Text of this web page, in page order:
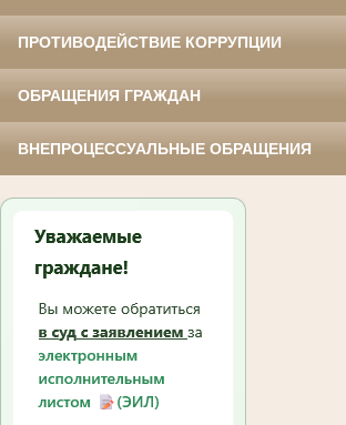
ПРОТИВОДЕЙСТВИЕ КОРРУПЦИИ
ОБРАЩЕНИЯ ГРАЖДАН
ВНЕПРОЦЕССУАЛЬНЫЕ ОБРАЩЕНИЯ